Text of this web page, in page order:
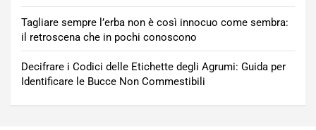
Tagliare sempre l’erba non è così innocuo come sembra:
il retroscena che in pochi conoscono
Decifrare i Codici delle Etichette degli Agrumi: Guida per
Identificare le Bucce Non Commestibili